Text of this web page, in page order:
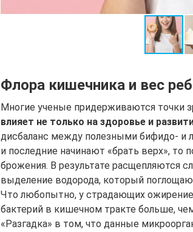
Флора кишечника и вес
Многие ученые придерживаются точки
влияет не только на здоровье и
дисбаланс между полезными бифидо- и
и последние начинают «брать верх»,
брожения. В результате расщепляются
выделение водорода, который
Что любопытно, у страдающих
бактерий в кишечном тракте больше,
«Разгадка» в том, что данные